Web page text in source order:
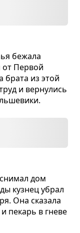
бежала
от Пер­вой
брата из этой
и вер­ну­лись
дом
куз­нец убрал
Она ска­зала
пекарь в гневе